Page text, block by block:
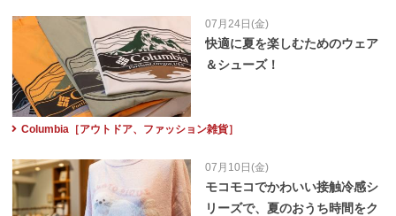
07月24日(金)
快適に夏を楽しむためのウェア
＆シューズ！
Columbia［アウトドア、ファッション雑貨］
07月10日(金)
モコモコでかわいい接触冷感シ
リーズで、夏のおうち時間をク